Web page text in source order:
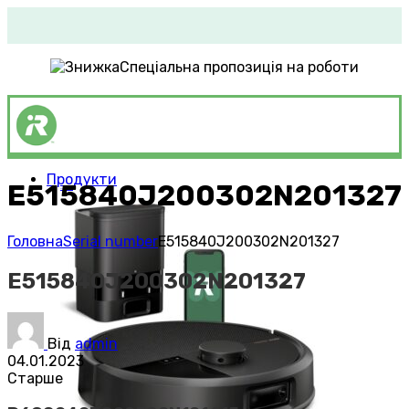
Спеціальна пропозиція на роботи
Продукти
E515840J200302N201327
ГоловнаSerial numberE515840J200302N201327
E515840J200302N201327
Від admin
04.01.2023
Старше